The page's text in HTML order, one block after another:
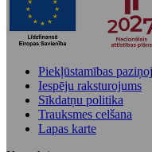
Piekļūstamības
Iespēju raksturojums
Sīkdatņu politika
Trauksmes celšana
Lapas karte